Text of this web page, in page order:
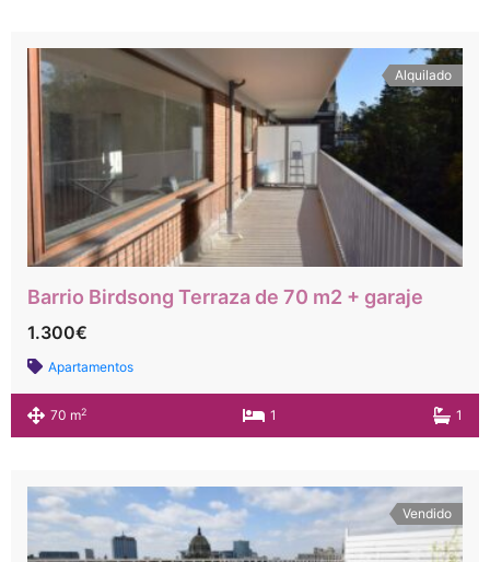
Alquilado
Barrio Birdsong Terraza de 70 m2 + garaje
1.300€
Apartamentos
70 m2 1 1
Vendido